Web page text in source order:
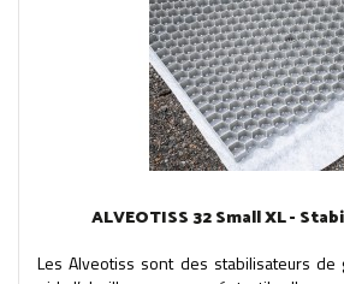
ALVEOTISS 32 Small XL -
Les Alveotiss sont des stabilisateurs